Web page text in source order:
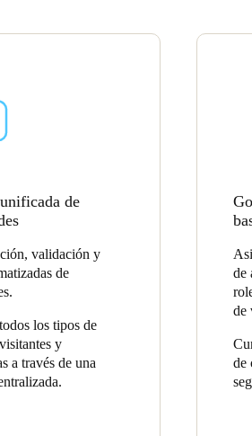
de
validación y
de
los tipos de
y
a través de una
de
de
de